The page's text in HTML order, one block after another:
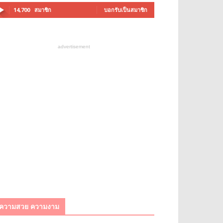
14,700 สมาชิก บอกรับเป็นสมาชิก
advertisement
วามสวย ความงาม